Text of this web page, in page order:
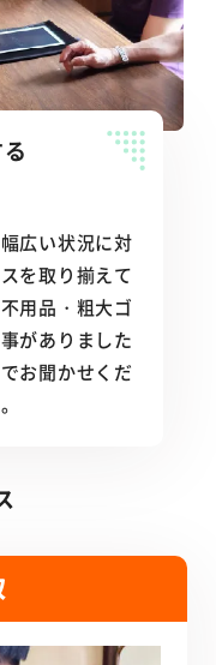
広い状況に対
を取り揃えて
用品・粗大ゴ
がありました
お聞かせくだ